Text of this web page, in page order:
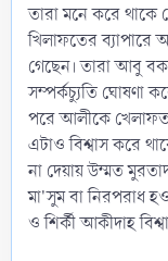
তারা মনে করে থাকে
খিলাফতের ব্যাপারে
গেছেন। তারা আবু
সম্পর্কচ্যুতি ঘোষণা
পরে আলীকে খেলাফত
এটাও বিশ্বাস করে
না দেয়ায় উম্মত
মা'সুম বা নিরপরাধ
ও শির্কী আকীদাহ